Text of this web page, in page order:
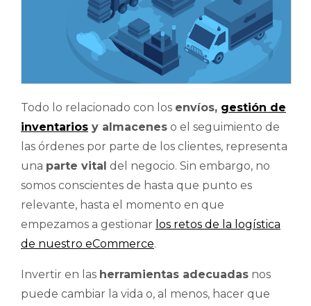
Todo lo relacionado con los envíos, gestión de
inventarios y almacenes o el seguimiento de
las órdenes por parte de los clientes, representa
una parte vital del negocio. Sin embargo, no
somos conscientes de hasta que punto es
relevante, hasta el momento en que
empezamos a gestionar los retos de la logística
de nuestro eCommerce.
Invertir en las herramientas adecuadas nos
puede cambiar la vida o, al menos, hacer que